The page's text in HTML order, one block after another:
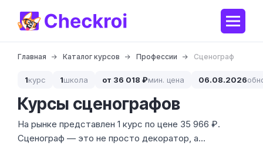
Главная Каталог курсов Профессии Сценограф
1курс 1школа от 36 018 ₽мин. цена 06.08.2026
Курсы сценографов
На рынке представлен 1 курс по цене 35 966 ₽.
Сценограф — это не просто декоратор, а